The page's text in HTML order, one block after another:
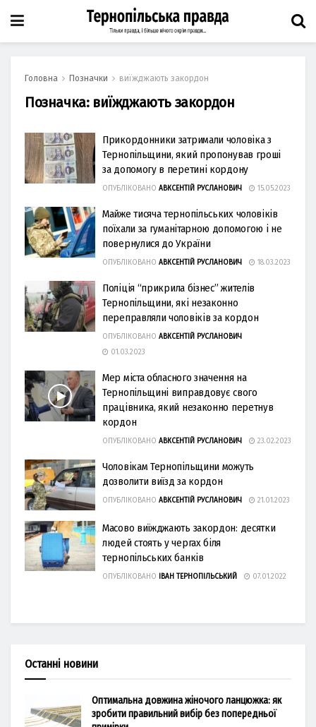
Головна Позначки виїжджають закордон
Позначка: виїжджають закордон
Прикордонники затримали чоловіка з
Тернопільщини, який пропонував гроші
за допомогу в перетині кордону
ОПУБЛІКОВАНО АВКСЕНТІЙ РУСЛАНОВИЧ 15.05.2023
Майже тисяча тернопільських чоловіків
поїхали за гуманітарною допомогою і не
повернулися до України
ОПУБЛІКОВАНО АВКСЕНТІЙ РУСЛАНОВИЧ 18.03.2023
Поліція “прикрила бізнес” жителів
Тернопільщини, які незаконно
переправляли чоловіків за кордон
ОПУБЛІКОВАНО АВКСЕНТІЙ РУСЛАНОВИЧ
01.03.2023
Мер міста обласного значення на
Тернопільщині виправдовує свого
працівника, який незаконно перетнув
кордон
ОПУБЛІКОВАНО АВКСЕНТІЙ РУСЛАНОВИЧ 23.02.2023
Чоловікам Тернопільщини можуть
дозволити виїзд за кордон
ОПУБЛІКОВАНО АВКСЕНТІЙ РУСЛАНОВИЧ 21.01.2023
Масово виїжджають закордон: десятки
людей стоять у чергах біля
тернопільських банків
ОПУБЛІКОВАНО ІВАН ТЕРНОПІЛЬСЬКИЙ 07.01.2022
Останні новини
Оптимальна довжина жіночого ланцюжка: як
зробити правильний вибір без попередньої